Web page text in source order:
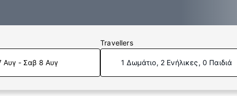
Αυγ - Σαβ 8 Αυγ
Travellers
1 Δωμάτιο, 2 Ενήλικες, 0 Παιδιά